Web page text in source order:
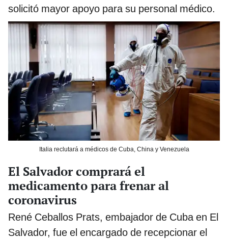
solicitó mayor apoyo para su personal médico.
Italia reclutará a médicos de Cuba, China y Venezuela
El Salvador comprará el
medicamento para frenar al
coronavirus
René Ceballos Prats, embajador de Cuba en El
Salvador, fue el encargado de recepcionar el